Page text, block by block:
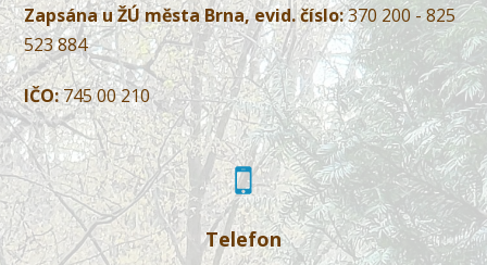
Zapsána u ŽÚ města Brna, evid. číslo:370 200 - 825
523 884
IČO:745 00 210
Telefon